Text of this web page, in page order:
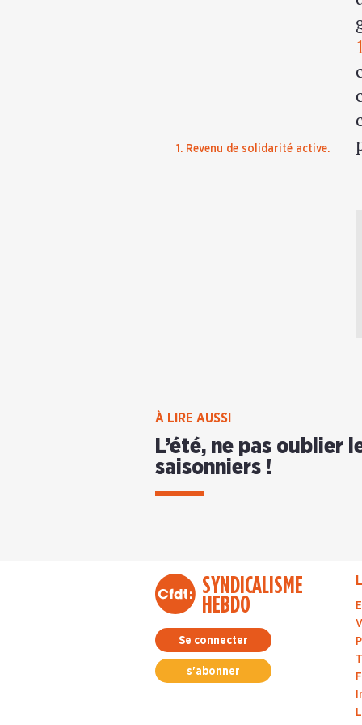
1. Revenu de solidarité active.
À LIRE AUSSI
L’été, ne pas oublier
saisonniers !
SYNDICALISME
HEBDO
Se connecter
s'abonner